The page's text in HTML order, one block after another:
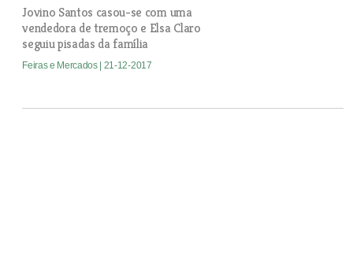
Jovino Santos casou-se com uma
vendedora de tremoço e Elsa Claro
seguiu pisadas da família
Feiras e Mercados | 21-12-2017